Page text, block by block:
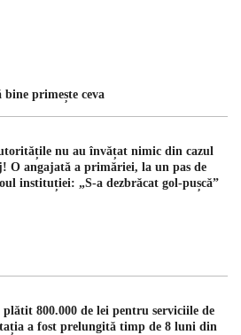
bine primește ceva
nu au învățat nimic din cazul
O angajată a primăriei, la un pas de
instituției: „S-a dezbrăcat gol-pușcă”
plătit 800.000 de lei pentru serviciile de
a fost prelungită timp de 8 luni din